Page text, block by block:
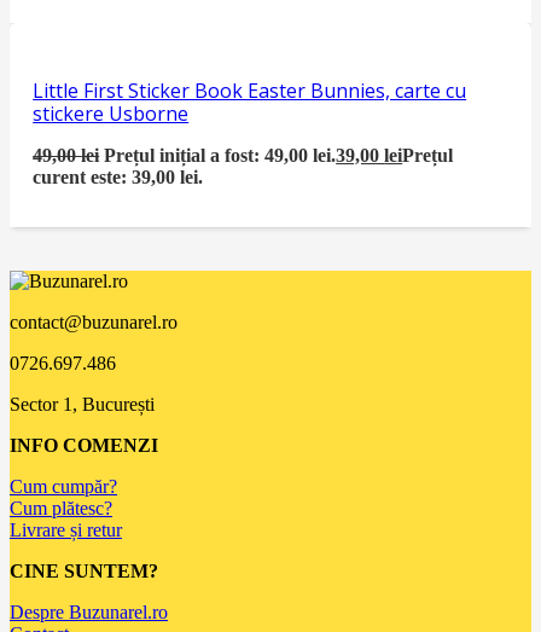
Little First Sticker Book Easter Bunnies, carte cu
stickere Usborne
49,00lei Prețul inițial a fost: 49,00 lei.39,00leiPrețul
curent este: 39,00 lei.
contact@buzunarel.ro
0726.697.486
Sector 1, București
INFO COMENZI
Cum cumpăr?
Cum plătesc?
Livrare și retur
CINE SUNTEM?
Despre Buzunarel.ro